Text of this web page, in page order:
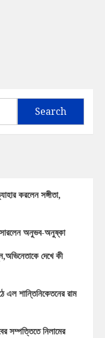
Search
করলেন সঙ্গীতা,
সারলেন অনুভব-অনুষ্কা
দেখে কী
এল শান্তিনিকেতনের রাম
সম্পত্তিতে নিলামের